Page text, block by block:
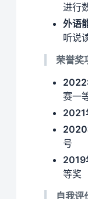
进行
外语
听说
荣誉奖
赛一
2021
号
2019
等奖
自我评